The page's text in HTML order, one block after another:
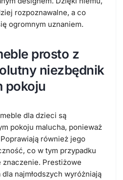
rozpoznawalne, a co
ogromnym uznaniem.
prosto z
niezbędnik
pokoju
dla dzieci są
pokoju malucha, ponieważ
również jego
co w tym przypadku
znaczenie. Prestiżowe
najmłodszych wyróżniają